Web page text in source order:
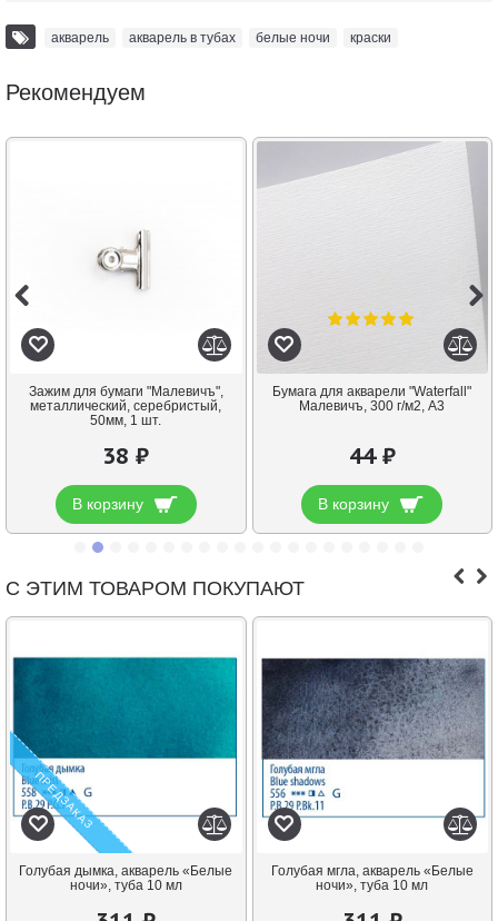
акварель акварель в тубах белые ночи краски
Рекомендуем
Зажим для бумаги "Малевичъ",
металлический, серебристый,
50мм, 1 шт.
38 ₽
В корзину
Бумага для акварели "Waterfall"
Малевичъ, 300 г/м2, А3
44 ₽
В корзину
С ЭТИМ ТОВАРОМ ПОКУПАЮТ
ПРЕДЗАКАЗ
Голубая дымка, акварель «Белые
ночи», туба 10 мл
Голубая мгла, акварель «Белые
ночи», туба 10 мл